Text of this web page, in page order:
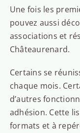
Une fois les
pouvez aussi
associations et
Châteaurenard.
Certains se
chaque mois.
d’autres
adhésion. Cette
formats et à